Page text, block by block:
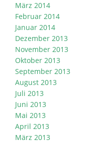
März 2014
Februar 2014
Januar 2014
Dezember 2013
November 2013
Oktober 2013
September 2013
August 2013
Juli 2013
Juni 2013
Mai 2013
April 2013
März 2013